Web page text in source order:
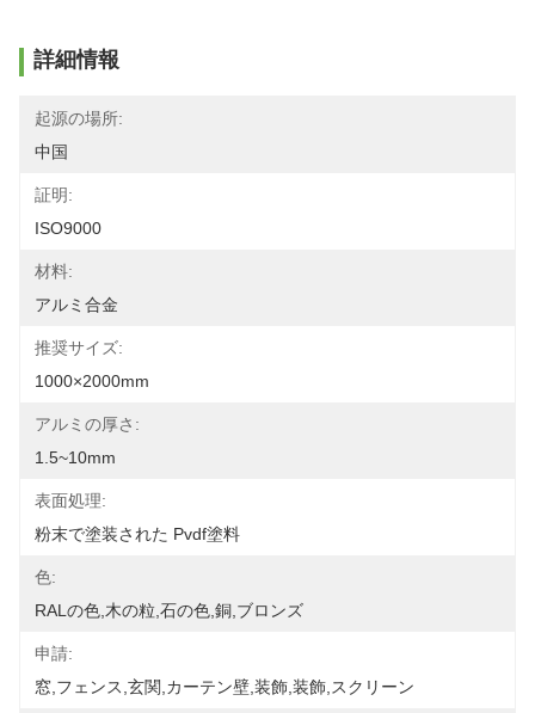
詳細情報
起源の場所:
中国
証明:
ISO9000
材料:
アルミ合金
推奨サイズ:
1000×2000mm
アルミの厚さ:
1.5~10mm
表面処理:
粉末で塗装された Pvdf塗料
色:
RALの色,木の粒,石の色,銅,ブロンズ
申請:
窓,フェンス,玄関,カーテン壁,装飾,装飾,スクリーン